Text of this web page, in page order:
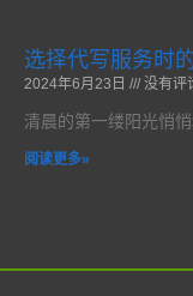
选择代写服务时
2024年6月23日 没有评
清晨的第一缕阳光悄
阅读更多»